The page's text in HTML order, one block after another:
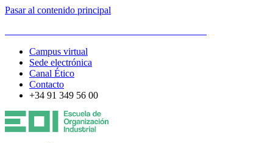
Pasar al contenido principal
Campus virtual
Sede electrónica
Canal Ético
Contacto
+34 91 349 56 00